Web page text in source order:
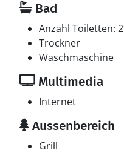
Bad
Anzahl Toiletten: 2
Trockner
Waschmaschine
Multimedia
Internet
Aussenbereich
Grill